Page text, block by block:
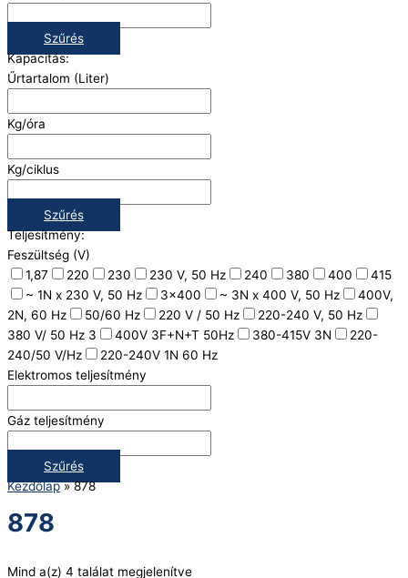
Szűrés
Kapacitás:
Űrtartalom (Liter)
Kg/óra
Kg/ciklus
Szűrés
Teljesítmény:
Feszültség (V)
1,87
220 230 230 V, 50 Hz 240 380 400
415
~ 1N x 230 V, 50 Hz
3x400 ~ 3N x 400 V, 50 Hz
400V,
2N, 60 Hz
50/60 Hz 220 V / 50 Hz
220-240 V, 50 Hz
380 V/ 50 Hz 3
400V 3F+N+T 50Hz 380-415V 3N
220-
240/50 V/Hz
220-240V 1N 60 Hz
Elektromos teljesítmény
Gáz teljesítmény
Szűrés
Kezdőlap»878
878
Mind a(z) 4 találat megjelenítve